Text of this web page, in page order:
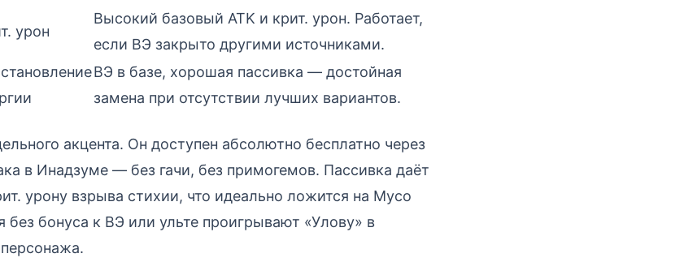
урон
Высокий базовый ATK и крит. урон. Работает,
если ВЭ закрыто другими источниками.
ВЭ в базе, хорошая пассивка — достойная
замена при отсутствии лучших вариантов.
акцента. Он доступен абсолютно бесплатно через
в Инадзуме — без гачи, без примогемов. Пассивка даёт
урону взрыва стихии, что идеально ложится на Мусо
бонуса к ВЭ или ульте проигрывают «Улову» в